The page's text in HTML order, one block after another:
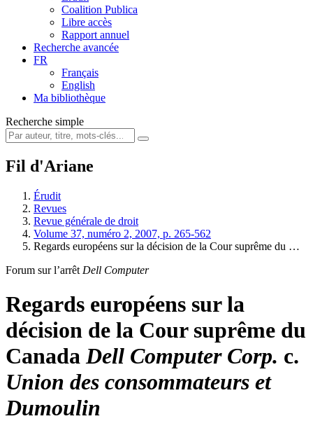
Coalition Publica
Libre accès
Rapport annuel
Recherche avancée
FR
Français
English
Ma bibliothèque
Recherche simple
Fil d'Ariane
Érudit
Revues
Revue générale de droit
Volume 37, numéro 2, 2007, p. 265-562
Regards européens sur la décision de la Cour suprême du …
Forum sur l’arrêt Dell Computer
Regards européens sur la
décision de la Cour suprême du
Canada Dell Computer Corp. c.
Union des consommateurs et
Dumoulin